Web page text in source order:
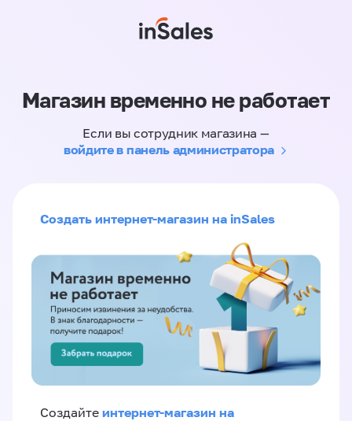
Магазин временно не работает
Если вы сотрудник магазина —
войдите в панель администратора
Создать интернет-магазин на inSales
Создайте интернет-магазин на